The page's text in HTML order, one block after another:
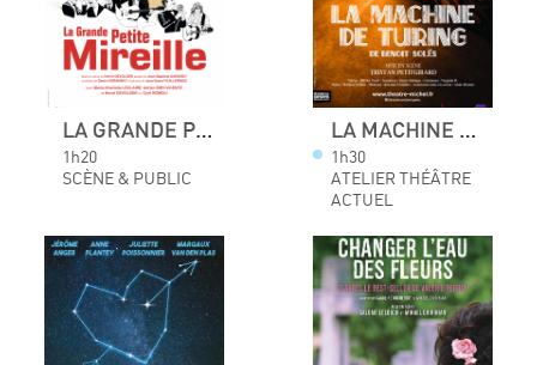
LA GRANDE PETITE MIREILLE
1h20
SCÈNE & PUBLIC
LA MACHINE DE TURING
1h30
ATELIER THÉÂTRE
ACTUEL